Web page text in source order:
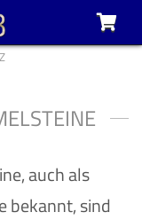
auch als
bekannt, sind